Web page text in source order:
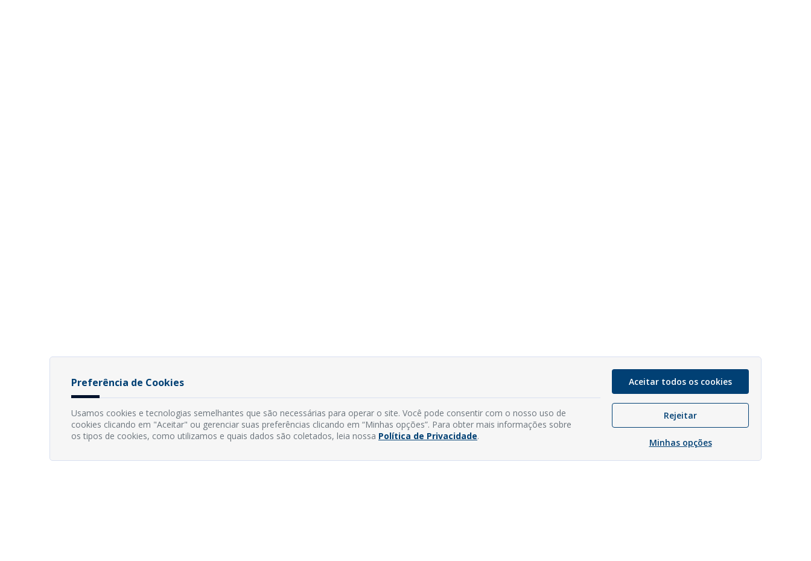
Preferência de Cookies
Usamos cookies e tecnologias semelhantes que são necessárias para operar o site. Você pode consentir com o nosso uso de
cookies clicando em "Aceitar" ou gerenciar suas preferências clicando em “Minhas opções”. Para obter mais informações sobre
os tipos de cookies, como utilizamos e quais dados são coletados, leia nossa Política de Privacidade.
Aceitar todos os cookies
Rejeitar
Minhas opções